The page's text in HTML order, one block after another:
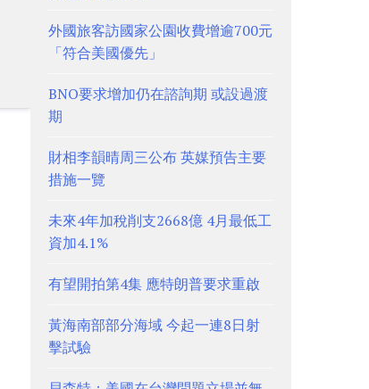
外國旅客訪國家公園收費增逾700元
「符合美國優先」
BNO要求增加仍在諮詢期 或設過渡
期
財相李韻晴周三公布 英媒預告主要
措施一覽
未來4年加稅削支2668億 4月最低工
資加4.1%
有望開拍第4集 應特朗普要求重啟
黃海南部部分海域 今起一連8日射
擊試驗